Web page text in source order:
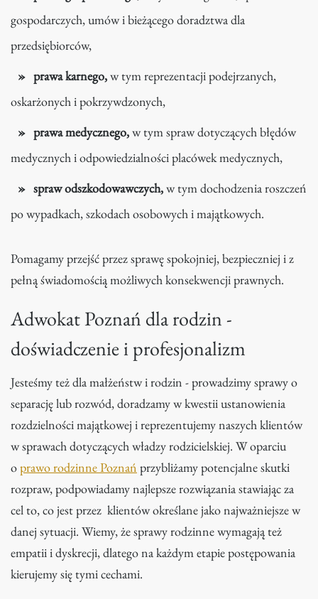
gospodarczych, umów i bieżącego doradztwa dla
przedsiębiorców,
prawa karnego,w tym reprezentacji podejrzanych,
oskarżonych i pokrzywdzonych,
prawa medycznego,w tym spraw dotyczących błędów
medycznych i odpowiedzialności placówek medycznych,
spraw odszkodowawczych,w tym dochodzenia roszczeń
po wypadkach, szkodach osobowych i majątkowych.
Pomagamy przejść przez sprawę spokojniej, bezpieczniej i z
pełną świadomością możliwych konsekwencji prawnych.
Adwokat Poznań dla rodzin -
doświadczenie i profesjonalizm
Jesteśmy też dla małżeństw i rodzin - prowadzimy sprawy o
separację lub rozwód, doradzamy w kwestii ustanowienia
rozdzielności majątkowej i reprezentujemy naszych klientów
w sprawach dotyczących władzy rodzicielskiej. W oparciu
oprawo rodzinne Poznań przybliżamy potencjalne skutki
rozpraw, podpowiadamy najlepsze rozwiązania stawiając za
cel to, co jest przez klientów określane jako najważniejsze w
danej sytuacji. Wiemy, że sprawy rodzinne wymagają też
empatii i dyskrecji, dlatego na każdym etapie postępowania
kierujemy się tymi cechami.